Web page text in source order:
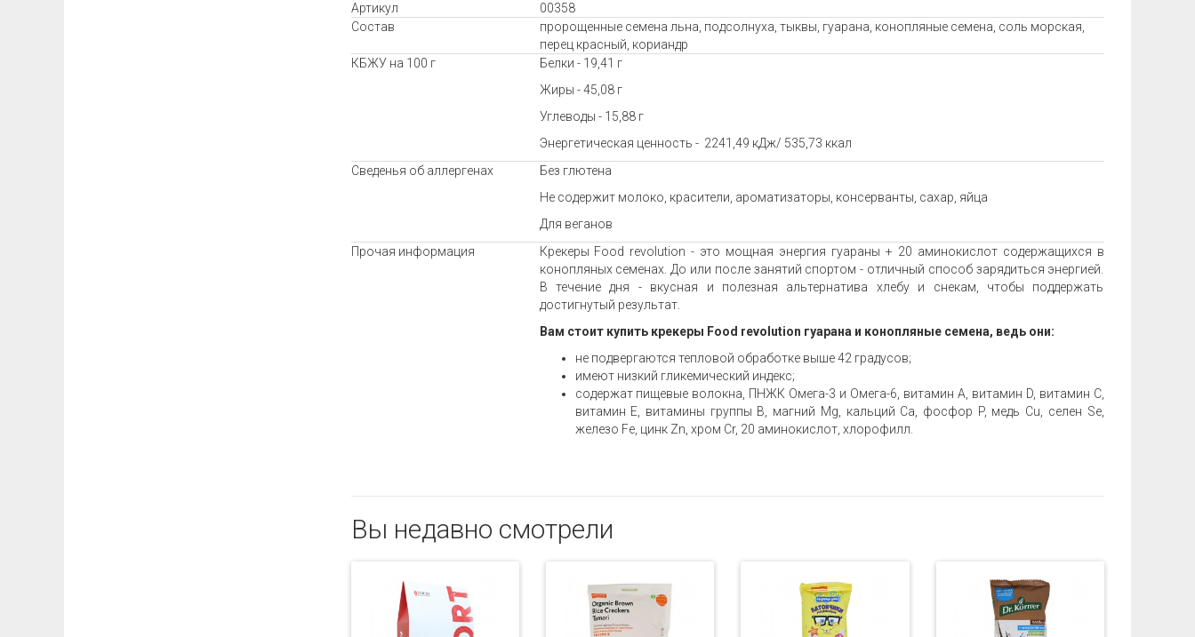
Артикул
00358
Состав
пророщенные семена льна, подсолнуха, тыквы, гуарана, конопляные семена, соль морская,
перец красный, кориандр
КБЖУ на 100 г
Белки - 19,41 г
Жиры - 45,08 г
Углеводы - 15,88 г
Энергетическая ценность - 2241,49 кДж/ 535,73 ккал
Сведенья об аллергенах
Без глютена
Не содержит молоко, красители, ароматизаторы, консерванты, сахар, яйца
Для веганов
Прочая информация
Крекеры Food revolution - это мощная энергия гуараны + 20 аминокислот содержащихся в
конопляных семенах. До или после занятий спортом - отличный способ зарядиться энергией.
В течение дня - вкусная и полезная альтернатива хлебу и снекам, чтобы поддержать
достигнутый результат.
Вам стоит купить крекеры Food revolution гуарана и конопляные семена, ведь они:
не подвергаются тепловой обработке выше 42 градусов;
имеют низкий гликемический индекс;
содержат пищевые волокна, ПНЖК Омега-3 и Омега-6, витамин A, витамин D, витамин C,
витамин E, витамины группы B, магний Mg, кальций Ca, фосфор P, медь Cu, селен Se,
железо Fe, цинк Zn, хром Cr, 20 аминокислот, хлорофилл.
Вы недавно смотрели